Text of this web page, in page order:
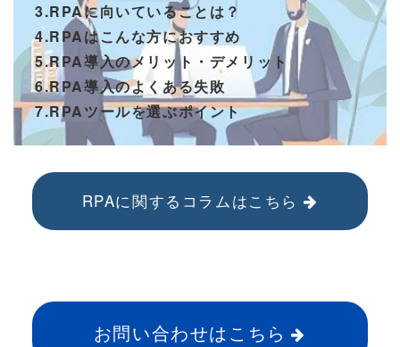
3.RPAに向いていることは？
4.RPAはこんな方におすすめ
5.RPA導入のメリット・デメリット
6.RPA導入のよくある失敗
7.RPAツールを選ぶポイント
RPAに関するコラムはこちら
お問い合わせはこちら